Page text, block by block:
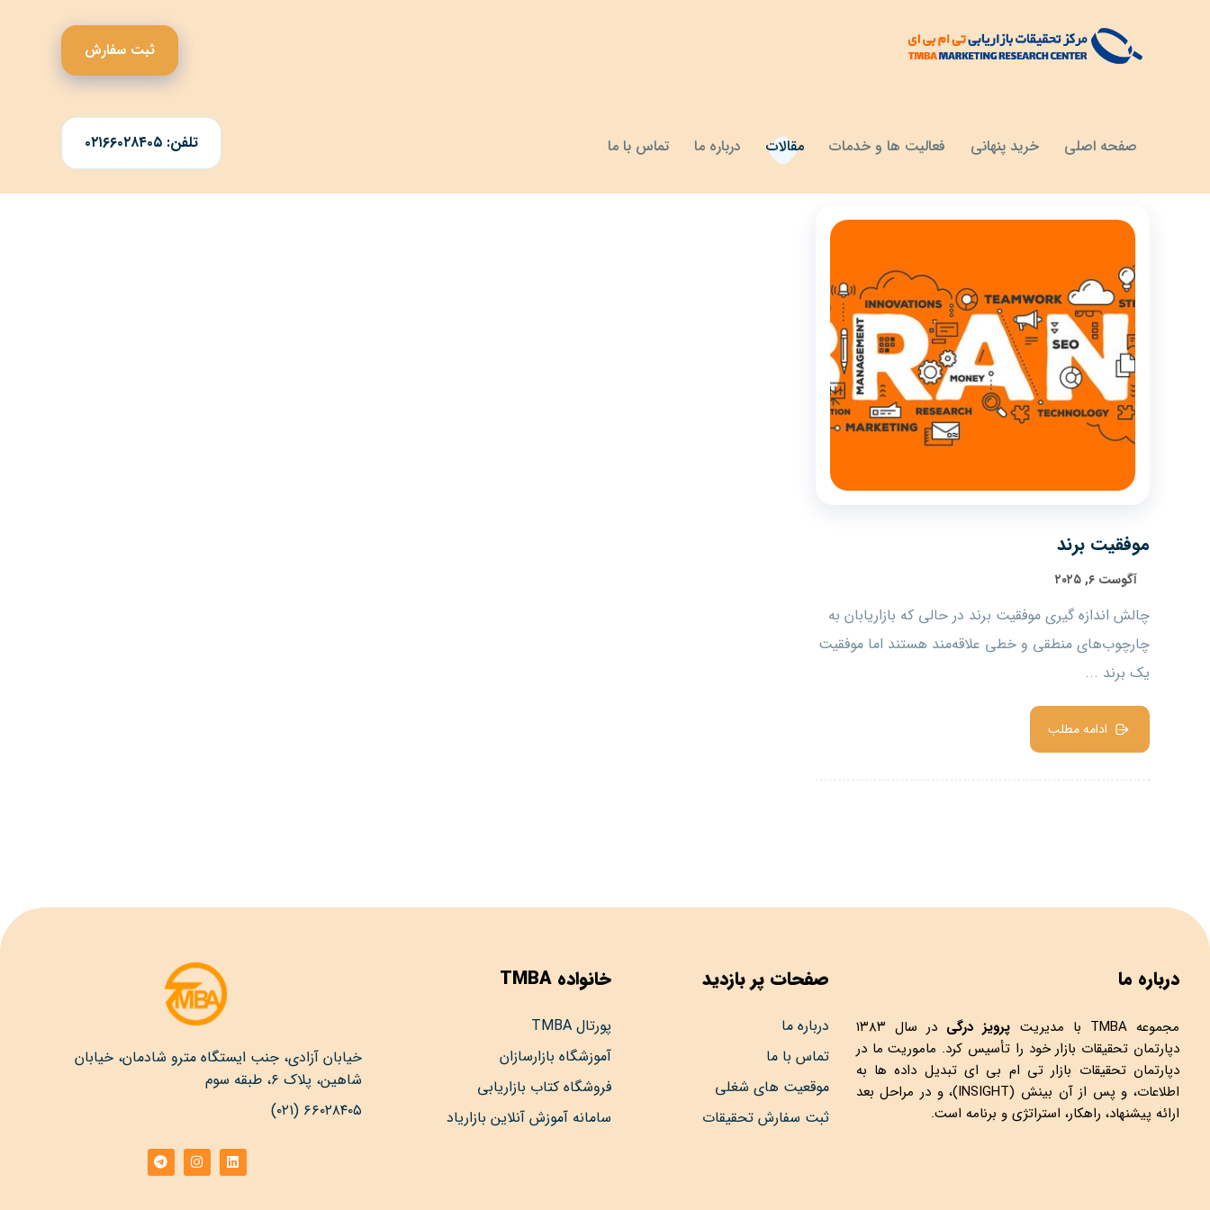
صفحه اصلی خرید پنهانی فعالیت ها و خدمات مقالات درباره ما تماس با ما
ثبت سفارش
تلفن: ۰۲۱۶۶۰۲۸۴۰۵
موفقیت برند
آگوست ۶, ۲۰۲۵
چالش اندازه گیری موفقیت برند در حالی که بازاریابان به
چارچوب‌های منطقی و خطی علاقه‌مند هستند اما موفقیت
یک برند ...
ادامه مطلب
درباره ما
مجموعهTMBA با مدیریت پرویز درگی
در سال ۱۳۸۳
دپارتمان تحقیقات بازار خود را تأسیس کرد. ماموریت ما در
دپارتمان تحقیقات بازار تی ام بی ای تبدیل داده ها به
اطلاعات، و پس از آن بینش (INSIGHT)، و در مراحل بعد
ارائه پیشنهاد، راهکار، استراتژی و برنامه است.
صفحات پر بازدید
درباره ما
تماس با ما
موقعیت های شغلی
ثبت سفارش تحقیقات
خانواده TMBA
پورتال TMBA
آموزشگاه بازارسازان
فروشگاه کتاب بازاریابی
سامانه آموزش آنلاین بازاریاد
خیابان آزادی، جنب ایستگاه مترو شادمان، خیابان
شاهین، پلاک ۶، طبقه سوم
۶۶۰۲۸۴۰۵ (۰۲۱)